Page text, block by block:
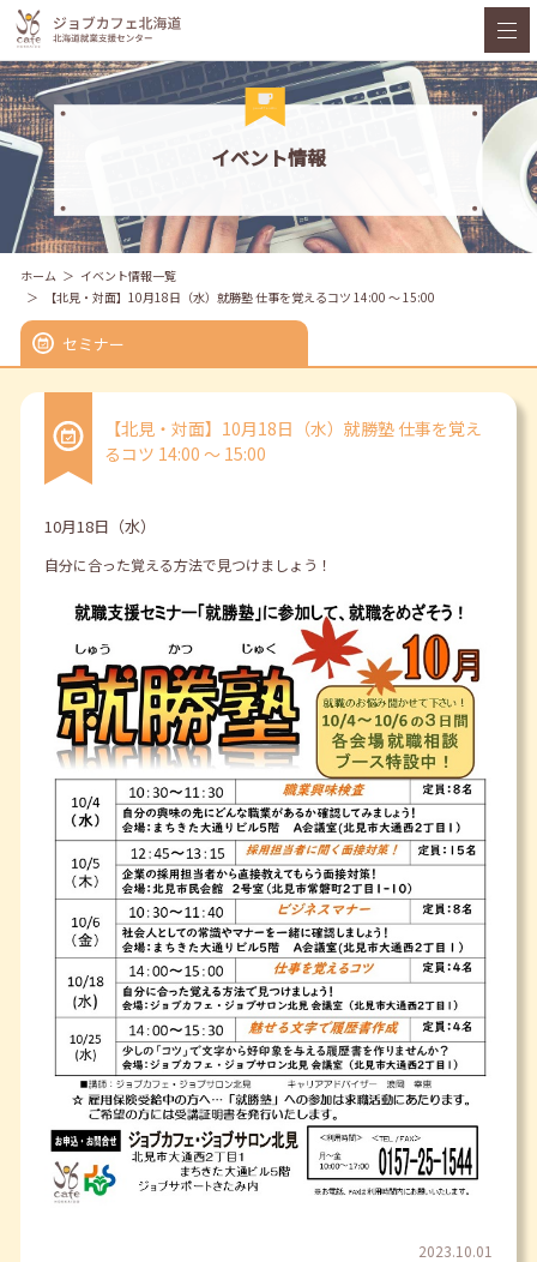
イベント情報
ホーム
イベント情報一覧
【北見・対面】10月18日（水）就勝塾 仕事を覚えるコツ 14:00 ～ 15:00
セミナー
【北見・対面】10月18日（水）就勝塾 仕事を覚え
るコツ 14:00 ～ 15:00
10月18日（水）
自分に合った覚える方法で見つけましょう！
2023.10.01